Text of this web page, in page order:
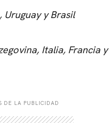
Uruguay y Brasil
Italia, Francia y
DE LA PUBLICIDAD